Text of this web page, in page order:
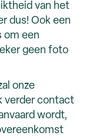
van het
dus! Ook een
om een
geen foto
onze
verder contact
wordt,